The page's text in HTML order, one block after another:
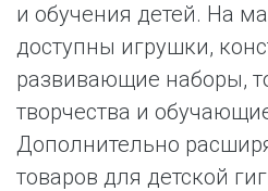
и обучения детей. На
доступны игрушки,
развивающие наборы,
творчества и
Дополнительно
товаров для детской